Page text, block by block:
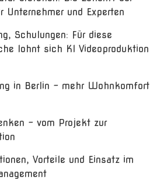
Unternehmer und Experten
Schulungen: Für diese
lohnt sich KI Videoproduktion
in Berlin – mehr Wohnkomfort
– vom Projekt zur
Vorteile und Einsatz im